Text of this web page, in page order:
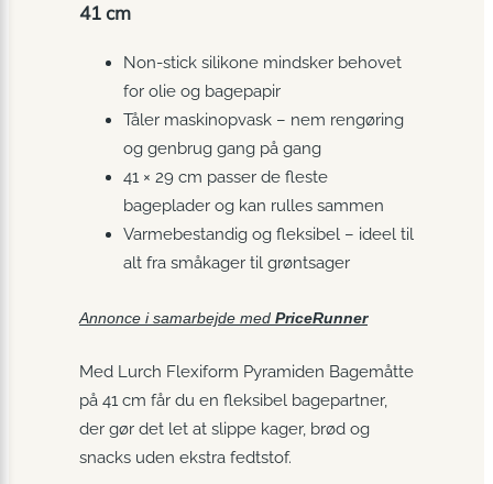
41 cm
Non-stick silikone mindsker behovet
for olie og bagepapir
Tåler maskinopvask – nem rengøring
og genbrug gang på gang
41 × 29 cm passer de fleste
bageplader og kan rulles sammen
Varmebestandig og fleksibel – ideel til
alt fra småkager til grøntsager
Annonce i samarbejde med PriceRunner
Med Lurch Flexiform Pyramiden Bagemåtte
på 41 cm får du en fleksibel bagepartner,
der gør det let at slippe kager, brød og
snacks uden ekstra fedtstof.